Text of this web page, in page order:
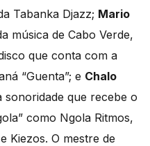
Tabanka Djazz; Mario
música de Cabo Verde,
que conta com a
“Guenta”; e Chalo
que recebe o
como Ngola Ritmos,
Kiezos. O mestre de